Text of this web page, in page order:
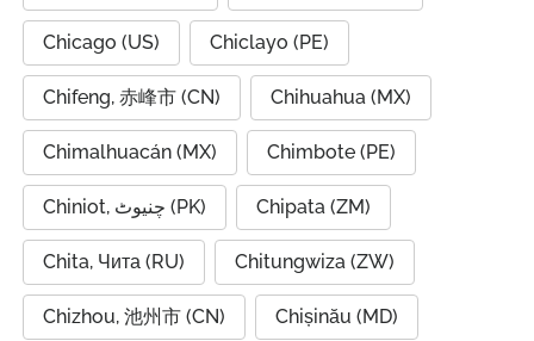
Chicago (US) Chiclayo (PE)
Chifeng, 赤峰市 (CN) Chihuahua (MX)
Chimalhuacán (MX) Chimbote (PE)
Chiniot, چنیوٹ (PK) Chipata (ZM)
Chita, Чита (RU) Chitungwiza (ZW)
Chizhou, 池州市 (CN) Chișinău (MD)